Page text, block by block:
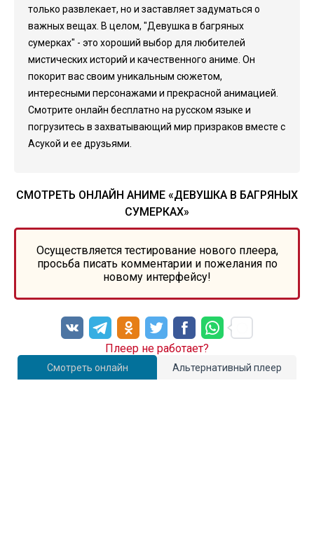
только развлекает, но и заставляет задуматься о
важных вещах. В целом, "Девушка в багряных
сумерках" - это хороший выбор для любителей
мистических историй и качественного аниме. Он
покорит вас своим уникальным сюжетом,
интересными персонажами и прекрасной анимацией.
Смотрите онлайн бесплатно на русском языке и
погрузитесь в захватывающий мир призраков вместе с
Асукой и ее друзьями.
СМОТРЕТЬ ОНЛАЙН АНИМЕ «ДЕВУШКА В БАГРЯНЫХ
СУМЕРКАХ»
Осуществляется тестирование нового плеера,
просьба писать комментарии и пожелания по
новому интерфейсу!
Смотреть онлайн Альтернативный плеер
Плеер не работает?